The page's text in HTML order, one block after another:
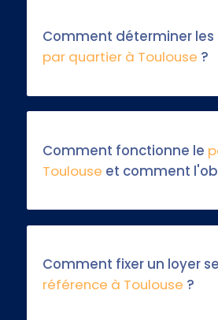
Comment déterminer les
par quartier à Toulouse ?
Comment fonctionne le
Toulouse et comment
Comment fixer un loyer
référence à Toulouse ?